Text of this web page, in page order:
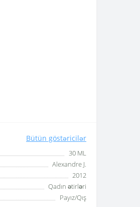
Bütün göstəricilər
30 ML
Alexandre J.
2012
Qadın ətirləri
Payız/Qış